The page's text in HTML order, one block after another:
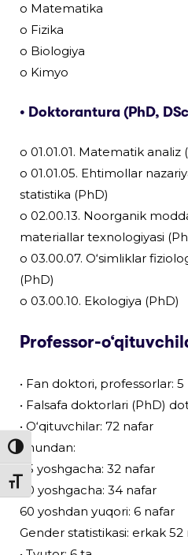
Toggle High Contrast
Toggle Font size
o Matematika
o Fizika
o Biologiya
o Kimyo
• Doktorantura (PhD,
o 01.01.01. Matematik analiz
o 01.01.05. Ehtimollar
statistika (PhD)
o 02.00.13. Noorganik
materiallar texnologiyasi
o 03.00.07. O‘simliklar
(PhD)
o 03.00.10. Ekologiya (PhD)
Professor-
• Fan doktori, professorlar:
• Falsafa doktorlari (PhD)
• O‘qituvchilar: 72 nafar
Shundan:
35 yoshgacha: 32 nafar
60 yoshgacha: 34 nafar
60 yoshdan yuqori: 6 nafar
Gender statistikasi: erkak